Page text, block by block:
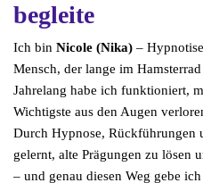
begleite
Ich bin Nicole (Nika) –
Mensch, der lange im
Jahrelang habe ich funktioniert,
Wichtigste aus den Augen
Durch Hypnose, Rückführungen
gelernt, alte Prägungen zu lösen
– und genau diesen Weg gebe